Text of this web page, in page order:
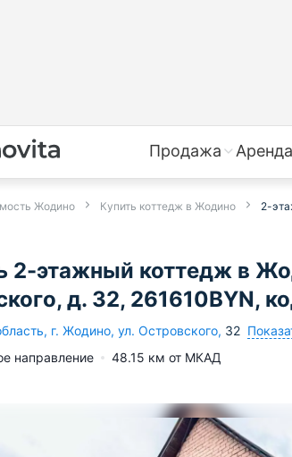
Продажа Аренда
Жодино Купить коттедж в Жодино 2-
2-этажный коттедж в
д. 32, 261610BYN,
, г. Жодино, ул. Островского, 32
направление 48.15 км от МКАД